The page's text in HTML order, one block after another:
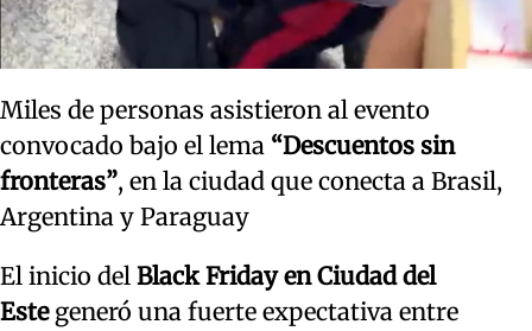
Miles de personas asistieron al evento
convocado bajo el lema “Descuentos sin
fronteras”, en la ciudad que conecta a Brasil,
Argentina y Paraguay
El inicio del Black Friday en Ciudad del
Estegeneró una fuerte expectativa entre